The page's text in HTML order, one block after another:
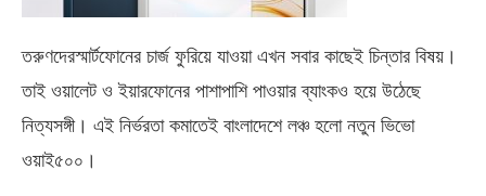
তরুণদেরস্মার্টফোনের চার্জ ফুরিয়ে যাওয়া এখন সবার কাছেই চিন্তার বিষয়।
তাই ওয়ালেট ও ইয়ারফোনের পাশাপাশি পাওয়ার ব্যাংকও হয়ে উঠেছে
নিত্যসঙ্গী। এই নির্ভরতা কমাতেই বাংলাদেশে লঞ্চ হলো নতুন ভিভো
ওয়াই৫০০ ।